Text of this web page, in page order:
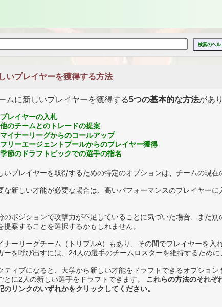
いプレイヤーを獲得する方法
ムに新しいプレイヤーを獲得する5つの基本的な方法があ
プレイヤーの入札
他のチームとのトレードの提案
マイナーリーグからのコールアップ
フリーエージェントプールからのプレイヤー獲得
季節のドラフトピックでの選手の指名
いプレイヤーを取得するための特定のオプションは、チームの現在
な新しい才能が必要な場合は、高いパフォーマンスのプレイヤー
のポジションで攻撃力が不足していることに気づいた場合、また
提案することを選択するかもしれません。
ナーリーグチーム（トリプルA）もあり、その間でプレイヤーを入
ーを呼び出すには、24人の選手のチームロスターを維持するために
ティブになると、大学から新しい才能をドラフトできるオプショ
とに2人の新しい選手をドラフトできます。 これらの方法のそれぞ
のリンクのいずれかをクリックしてください。